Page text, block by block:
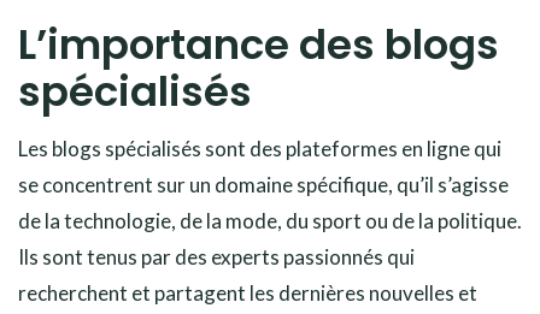
L’importance des blogs
spécialisés
Les blogs spécialisés sont des plateformes en ligne qui
se concentrent sur un domaine spécifique, qu’il s’agisse
de la technologie, de la mode, du sport ou de la politique.
Ils sont tenus par des experts passionnés qui
recherchent et partagent les dernières nouvelles et